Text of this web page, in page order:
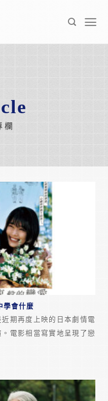
欄
學會什麼
期再度上映的日本劇情電
電影相當寫實地呈現了戀